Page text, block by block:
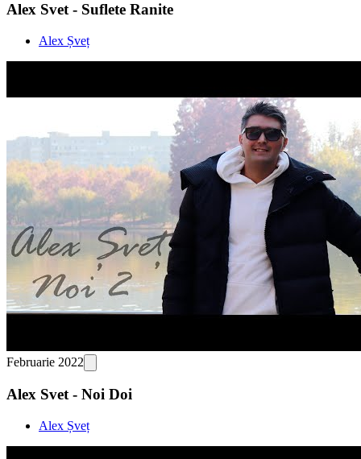
Alex Svet - Suflete Ranite
Alex Șveț
Februarie 2022
Alex Svet - Noi Doi
Alex Șveț